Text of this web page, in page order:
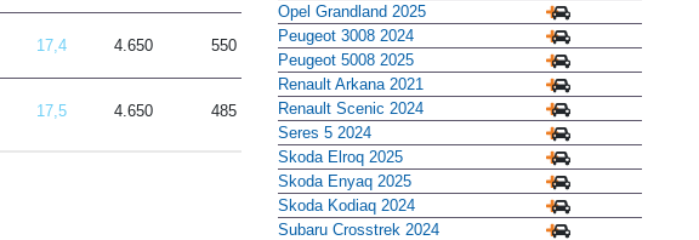
17,4 4.650 550
17,5 4.650 485
Opel Grandland 2025
Peugeot 3008 2024
Peugeot 5008 2025
Renault Arkana 2021
Renault Scenic 2024
Seres 5 2024
Skoda Elroq 2025
Skoda Enyaq 2025
Skoda Kodiaq 2024
Subaru Crosstrek 2024